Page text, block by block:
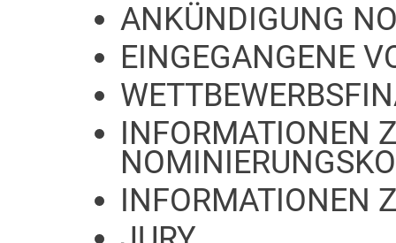
ANKÜNDIGUNG
EINGEGANGENE
INFORMATIONEN
INFORMATIONEN